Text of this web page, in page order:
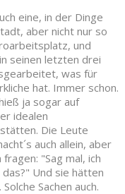
eine, in der Dinge
aber nicht nur so
und
seinen letzten drei
was für
hat. Immer schon.
ja sogar auf
idealen
Die Leute
auch allein, aber
"Sag mal, ich
Und sie hätten
Sachen auch.